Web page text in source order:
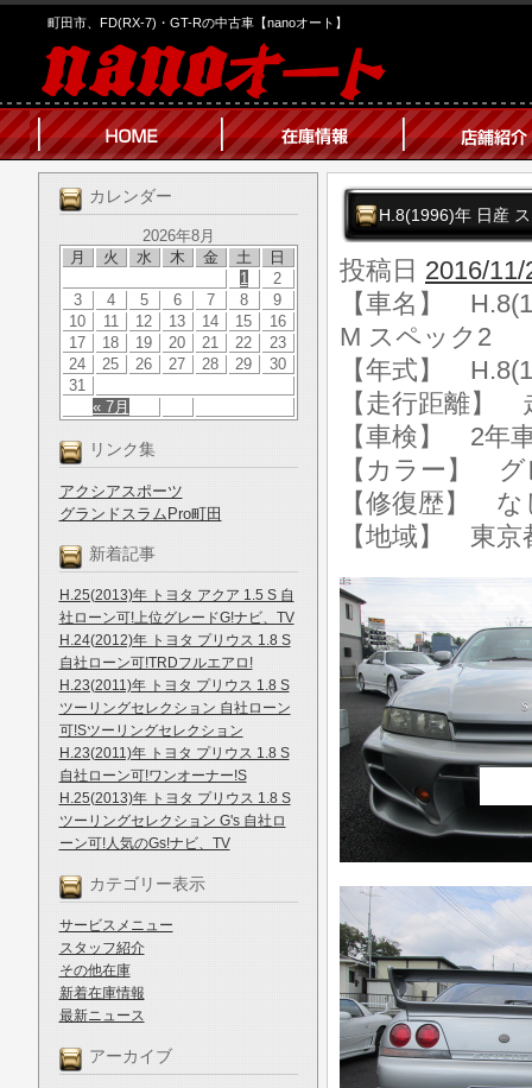
町田市、FD(RX-7)・GT-Rの中古車【nanoオート】
カレンダー
2026年8月
月
火 水 木 金 土 日
« 7月
1
2
3
4 5 6 7 8
9
10
11 12 13 14 15
16
17
18 19 20 21 22
23
24
25 26 27 28 29
30
31
リンク集
アクシアスポーツ
グランドスラムPro町田
新着記事
H.25(2013)年 トヨタ アクア 1.5 S 自
社ローン可!上位グレードG!ナビ、TV
H.24(2012)年 トヨタ プリウス 1.8 S
自社ローン可!TRDフルエアロ!
H.23(2011)年 トヨタ プリウス 1.8 S
ツーリングセレクション 自社ローン
可!Sツーリングセレクション
H.23(2011)年 トヨタ プリウス 1.8 S
自社ローン可!ワンオーナー!S
H.25(2013)年 トヨタ プリウス 1.8 S
ツーリングセレクション G's 自社ロ
ーン可!人気のGs!ナビ、TV
カテゴリー表示
サービスメニュー
スタッフ紹介
その他在庫
新着在庫情報
最新ニュース
アーカイブ
H.8(1996)年 日産
投稿日 2016/11/
【車名】
M スペック2
【年式】
【走行距離】
【車検】 2年
【カラー】 グ
【修復歴】 な
【地域】 東京